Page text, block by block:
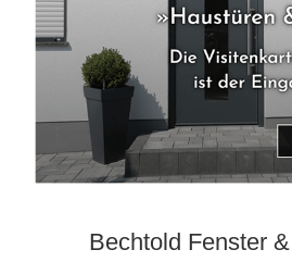
Bechtold Fenster